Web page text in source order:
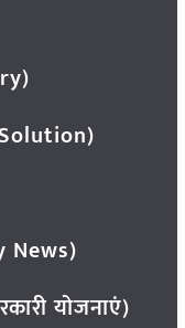
News)
योजनाएं)